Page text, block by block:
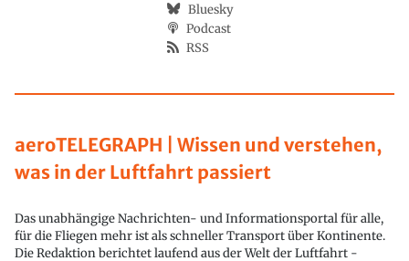
aeroTELEGRAPH | Wissen und verstehen,
was in der Luftfahrt passiert
Das unabhängige Nachrichten- und Informationsportal für alle,
für die Fliegen mehr ist als schneller Transport über Kontinente.
Die Redaktion berichtet laufend aus der Welt der Luftfahrt -
Bluesky
Podcast
RSS